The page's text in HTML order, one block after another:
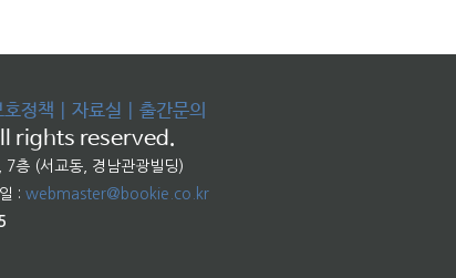
정책 자료실 출간문의
rights reserved.
층 (서교동, 경남관광빌딩)
: webmaster@bookie.co.kr